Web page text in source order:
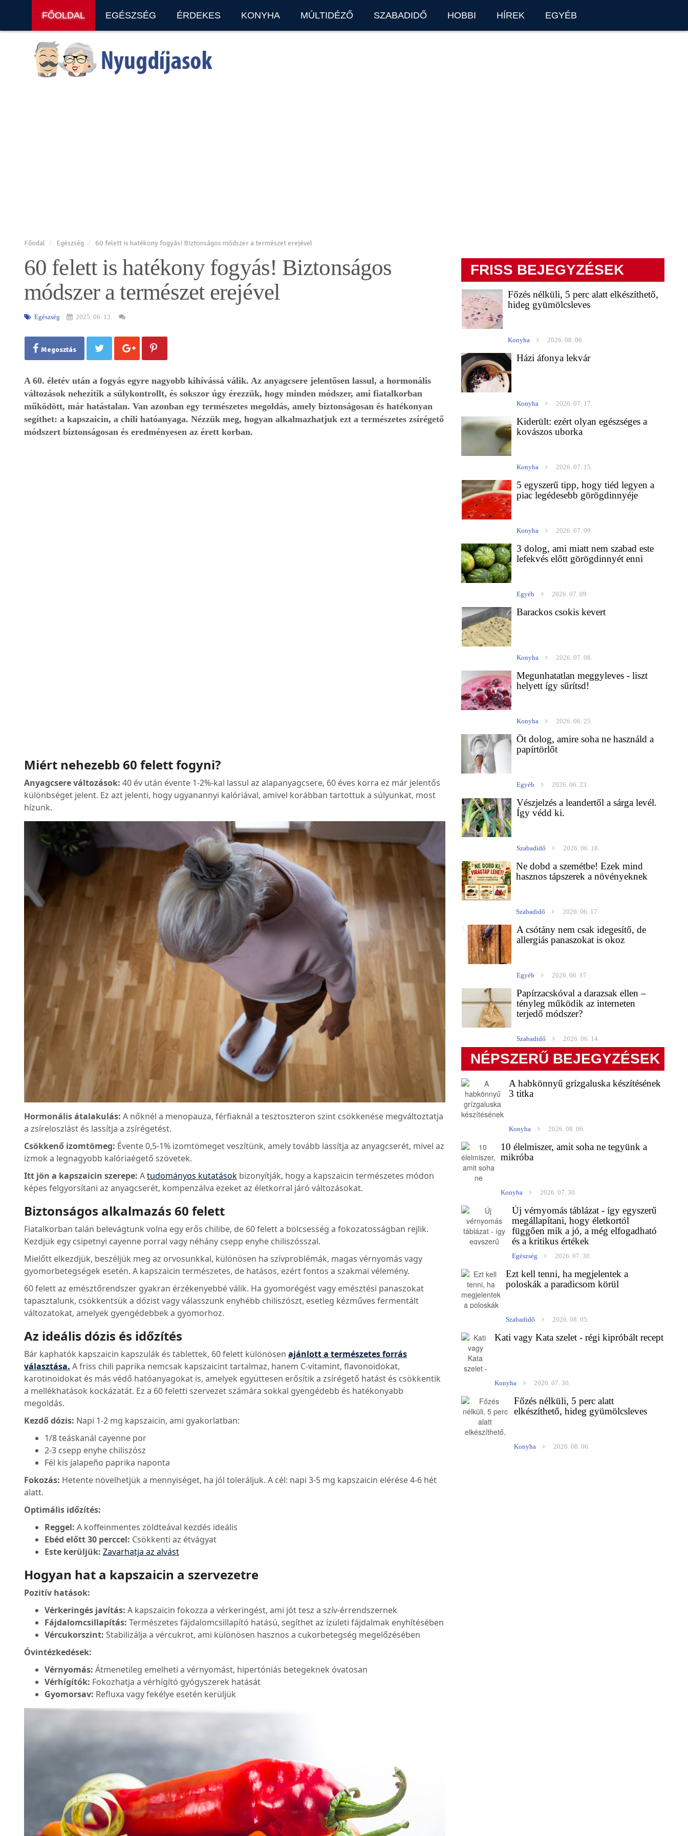
FŐOLDAL EGÉSZSÉG ÉRDEKES KONYHA MÚLTIDÉZŐ SZABADIDŐ HOBBI HÍREK EGYÉB
Főodal Egészség 60 felett is hatékony fogyás! Biztonságos módszer a természet erejével
60 felett is hatékony fogyás! Biztonságos
módszer a természet erejével
Egészség 2025. 06. 13.
Megosztás
A 60. életév után a fogyás egyre nagyobb kihívássá válik. Az anyagcsere jelentősen lassul, a hormonális
változások nehezítik a súlykontrollt, és sokszor úgy érezzük, hogy minden módszer, ami fiatalkorban
működött, már hatástalan. Van azonban egy természetes megoldás, amely biztonságosan és hatékonyan
segíthet: a kapszaicin, a chili hatóanyaga. Nézzük meg, hogyan alkalmazhatjuk ezt a természetes zsírégető
módszert biztonságosan és eredményesen az érett korban.
Miért nehezebb 60 felett fogyni?
Anyagcsere változások: 40 év után évente 1-2%-kal lassul az alapanyagcsere, 60 éves korra ez már jelentős
különbséget jelent. Ez azt jelenti, hogy ugyanannyi kalóriával, amivel korábban tartottuk a súlyunkat, most
hízunk.
Hormonális átalakulás: A nőknél a menopauza, férfiaknál a tesztoszteron szint csökkenése megváltoztatja
a zsíreloszlást és lassítja a zsírégetést.
Csökkenő izomtömeg: Évente 0,5-1% izomtömeget veszítünk, amely tovább lassítja az anyagcserét, mivel az
izmok a legnagyobb kalóriaégető szövetek.
Itt jön a kapszaicin szerepe: Atudományos kutatások bizonyítják, hogy a kapszaicin természetes módon
képes felgyorsítani az anyagcserét, kompenzálva ezeket az életkorral járó változásokat.
Biztonságos alkalmazás 60 felett
Fiatalkorban talán belevágtunk volna egy erős chilibe, de 60 felett a bölcsesség a fokozatosságban rejlik.
Kezdjük egy csipetnyi cayenne porral vagy néhány csepp enyhe chiliszósszal.
Mielőtt elkezdjük, beszéljük meg az orvosunkkal, különösen ha szívproblémák, magas vérnyomás vagy
gyomorbetegségek esetén. A kapszaicin természetes, de hatásos, ezért fontos a szakmai vélemény.
60 felett az emésztőrendszer gyakran érzékenyebbé válik. Ha gyomorégést vagy emésztési panaszokat
tapasztalunk, csökkentsük a dózist vagy válasszunk enyhébb chiliszószt, esetleg kézműves fermentált
változatokat, amelyek gyengédebbek a gyomorhoz.
Az ideális dózis és időzítés
Bár kaphatók kapszaicin kapszulák és tablettek, 60 felett különösen ajánlott a természetes forrás
választása. A friss chili paprika nemcsak kapszaicint tartalmaz, hanem C-vitamint, flavonoidokat,
karotinoidokat és más védő hatóanyagokat is, amelyek együttesen erősítik a zsírégető hatást és csökkentik
a mellékhatások kockázatát. Ez a 60 feletti szervezet számára sokkal gyengédebb és hatékonyabb
megoldás.
Kezdő dózis: Napi 1-2 mg kapszaicin, ami gyakorlatban:
1/8 teáskanál cayenne por
2-3 csepp enyhe chiliszósz
Fél kis jalapeño paprika naponta
Fokozás: Hetente növelhetjük a mennyiséget, ha jól toleráljuk. A cél: napi 3-5 mg kapszaicin elérése 4-6 hét
alatt.
Optimális időzítés:
Reggel: A koffeinmentes zöldteával kezdés ideális
Ebéd előtt 30 perccel: Csökkenti az étvágyat
Este kerüljük: Zavarhatja az alvást
Hogyan hat a kapszaicin a szervezetre
Pozitív hatások:
Vérkeringés javítás: A kapszaicin fokozza a vérkeringést, ami jót tesz a szív-érrendszernek
Fájdalomcsillapítás: Természetes fájdalomcsillapító hatású, segíthet az ízületi fájdalmak enyhítésében
Vércukorszint: Stabilizálja a vércukrot, ami különösen hasznos a cukorbetegség megelőzésében
Óvintézkedések:
Vérnyomás: Átmenetileg emelheti a vérnyomást, hipertóniás betegeknek óvatosan
Vérhígítók: Fokozhatja a vérhígító gyógyszerek hatását
Gyomorsav: Refluxa vagy fekélye esetén kerüljük
FRISS BEJEGYZÉSEK
Főzés nélküli, 5 perc alatt elkészíthető,
hideg gyümölcsleves
Konyha 2026. 08. 06.
Házi áfonya lekvár
Konyha 2026. 07. 17.
Kiderült: ezért olyan egészséges a
kovászos uborka
Konyha 2026. 07. 15.
5 egyszerű tipp, hogy tiéd legyen a
piac legédesebb görögdinnyéje
Konyha 2026. 07. 09.
3 dolog, ami miatt nem szabad este
lefekvés előtt görögdinnyét enni
Egyéb 2026. 07. 09.
Barackos csokis kevert
Konyha 2026. 07. 08.
Megunhatatlan meggyleves - liszt
helyett így sűrítsd!
Konyha 2026. 06. 25.
Öt dolog, amire soha ne használd a
papírtörlőt
Egyéb 2026. 06. 23.
Vészjelzés a leandertől a sárga levél.
Így védd ki.
Szabadidő 2026. 06. 18.
Ne dobd a szemétbe! Ezek mind
hasznos tápszerek a növényeknek
Szabadidő 2026. 06. 17.
A csótány nem csak idegesítő, de
allergiás panaszokat is okoz
Egyéb 2026. 06. 17.
Papírzacskóval a darazsak ellen –
tényleg működik az interneten
terjedő módszer?
Szabadidő 2026. 06. 14.
NÉPSZERŰ BEJEGYZÉSEK
A habkönnyű grízgaluska készítésének
3 titka
Konyha 2026. 08. 06.
10 élelmiszer, amit soha ne tegyünk a
mikróba
Konyha 2026. 07. 30.
Új vérnyomás táblázat - így egyszerű
megállapítani, hogy életkortól
függően mik a jó, a még elfogadható
és a kritikus értékek
Egészség 2026. 07. 30.
Ezt kell tenni, ha megjelentek a
poloskák a paradicsom körül
Szabadidő 2026. 08. 05.
Kati vagy Kata szelet - régi kipróbált recept
Konyha 2026. 07. 30.
Főzés nélküli, 5 perc alatt
elkészíthető, hideg gyümölcsleves
Konyha 2026. 08. 06.